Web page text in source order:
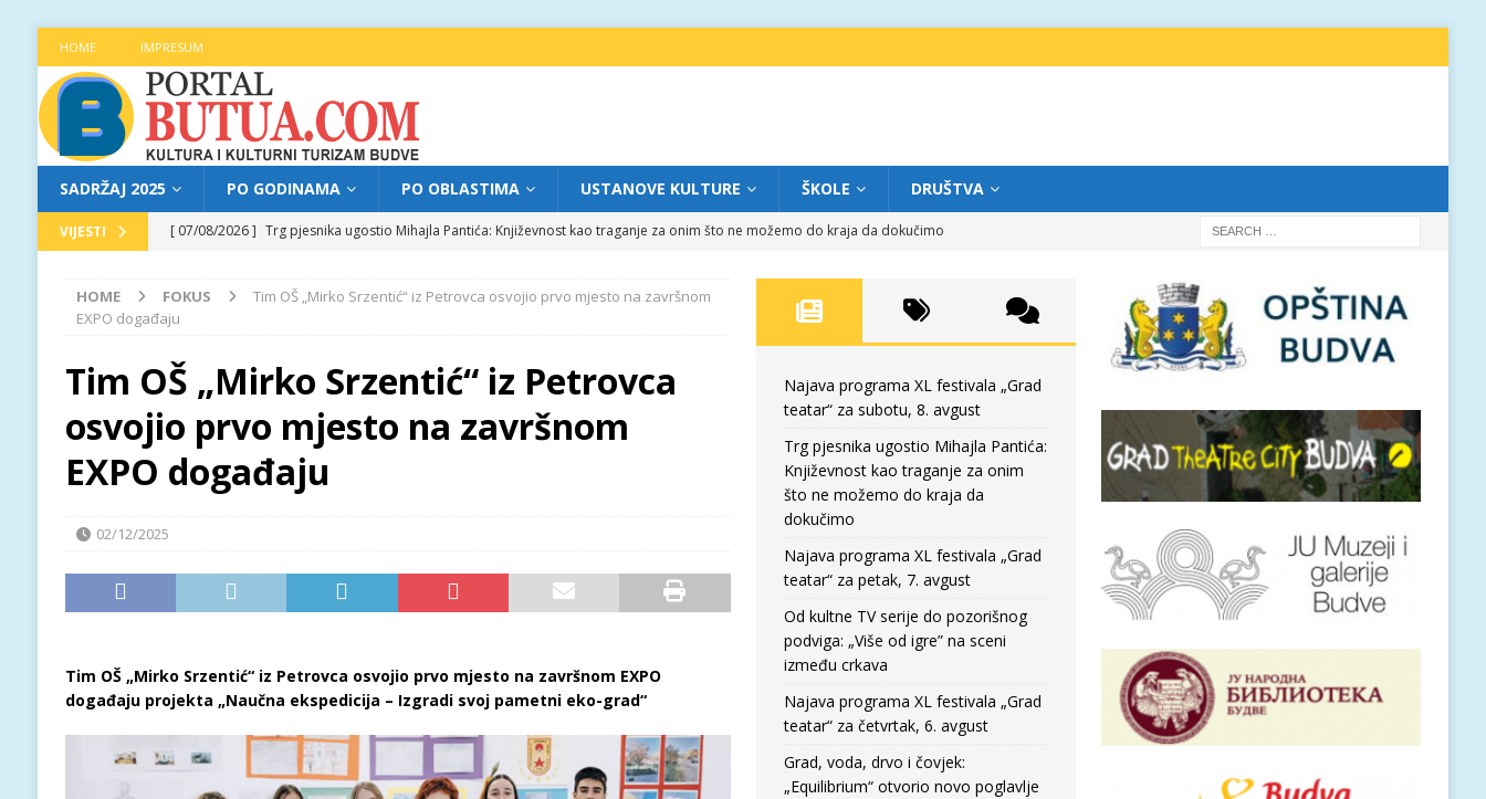
HOME IMPRESUM
SADRŽAJ 2025 PO GODINAMA PO OBLASTIMA USTANOVE KULTURE ŠKOLE DRUŠTVA
VIJESTI [ 07/08/2026 ] Trg pjesnika ugostio Mihajla Pantića: Književnost kao traganje za onim što ne možemo do kraja da dokučimo
[ 06/08/2026 ] Najava programa XL festivala „Grad teatar“ za petak, 7. avgust
FOKUS
Od kultne TV serije do pozorišnog podviga: „Više od igre” na sceni između crkava
FOKUS
[ 05/08/2026 ] Najava programa XL festivala „Grad teatar“ za četvrtak, 6. avgust
[ 07/08/2026 ] Najava programa XL festivala „Grad teatar“ za subotu, 8. avgust
HOME FOKUS
Tim OŠ „Mirko Srzentić“ iz Petrovca osvojio prvo mjesto na završnom
EXPO događaju
Tim OŠ „Mirko Srzentić“ iz Petrovca
osvojio prvo mjesto na završnom
EXPO događaju
02/12/2025
Tim OŠ „Mirko Srzentić“ iz Petrovca osvojio prvo mjesto na završnom EXPO
događaju projekta „Naučna ekspedicija – Izgradi svoj pametni eko-grad“
Najava programa XL festivala „Grad
teatar“ za subotu, 8. avgust
Trg pjesnika ugostio Mihajla Pantića:
Književnost kao traganje za onim
što ne možemo do kraja da
dokučimo
Najava programa XL festivala „Grad
teatar“ za petak, 7. avgust
Od kultne TV serije do pozorišnog
podviga: „Više od igre” na sceni
između crkava
Najava programa XL festivala „Grad
teatar“ za četvrtak, 6. avgust
Grad, voda, drvo i čovjek:
„Equilibrium“ otvorio novo poglavlje